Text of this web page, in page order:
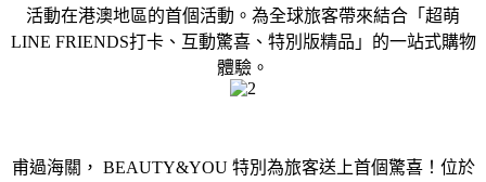
活動在港澳地區的首個活動。為全球旅客帶來結合「超萌
LINE FRIENDS打卡、互動驚喜、特別版精品」的一站式購物
體驗。
甫過海關， BEAUTY&YOU 特別為旅客送上首個驚喜！位於